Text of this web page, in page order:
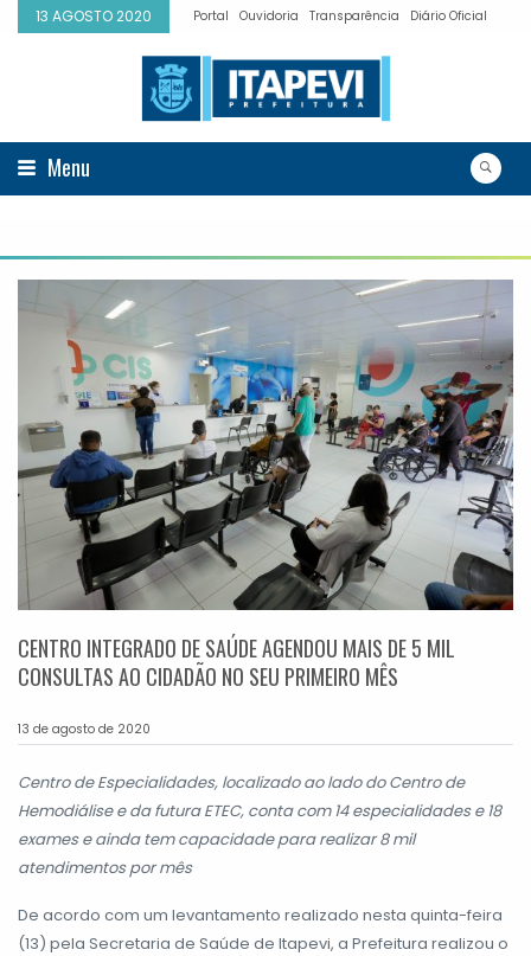
13 AGOSTO 2020 Portal Ouvidoria Transparência Diário Oficial
Menu
CENTRO INTEGRADO DE SAÚDE AGENDOU MAIS DE 5 MIL
CONSULTAS AO CIDADÃO NO SEU PRIMEIRO MÊS
13 de agosto de 2020
Centro de Especialidades, localizado ao lado do Centro de
Hemodiálise e da futura ETEC, conta com 14 especialidades e 18
exames e ainda tem capacidade para realizar 8 mil
atendimentos por mês
De acordo com um levantamento realizado nesta quinta-feira
(13) pela Secretaria de Saúde de Itapevi, a Prefeitura realizou o